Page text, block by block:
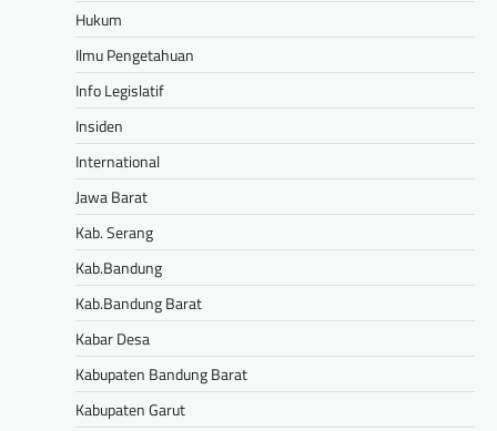
Hukum
Ilmu Pengetahuan
Info Legislatif
Insiden
International
Jawa Barat
Kab. Serang
Kab.Bandung
Kab.Bandung Barat
Kabar Desa
Kabupaten Bandung Barat
Kabupaten Garut